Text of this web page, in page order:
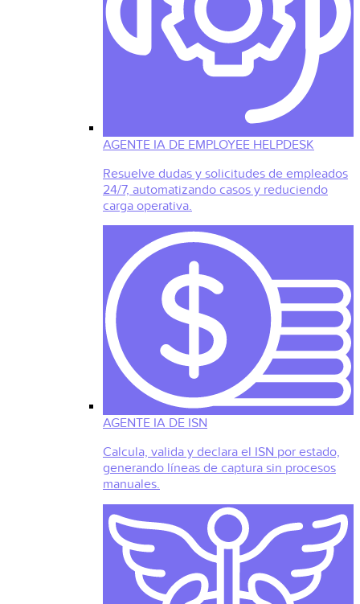
AGENTE IA DE EMPLOYEE HELPDESK
Resuelve dudas y solicitudes de empleados
24/7, automatizando casos y reduciendo
carga operativa.
AGENTE IA DE ISN
Calcula, valida y declara el ISN por estado,
generando líneas de captura sin procesos
manuales.